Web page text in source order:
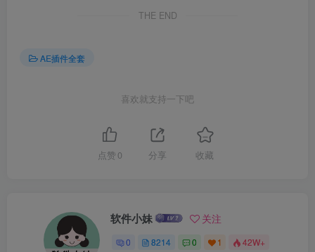
THE END
AE插件全套
喜欢就支持一下吧
点赞 0 分享 收藏
软件小妹 关注
0 8214 0 1 42W+